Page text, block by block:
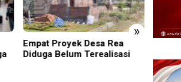
»
Kapolsek Dentim Hadiri
Pelepasan Purna Tugas